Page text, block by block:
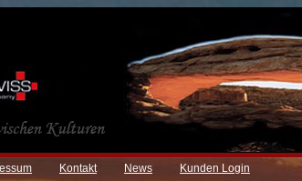
Kontakt News
Kunden Login